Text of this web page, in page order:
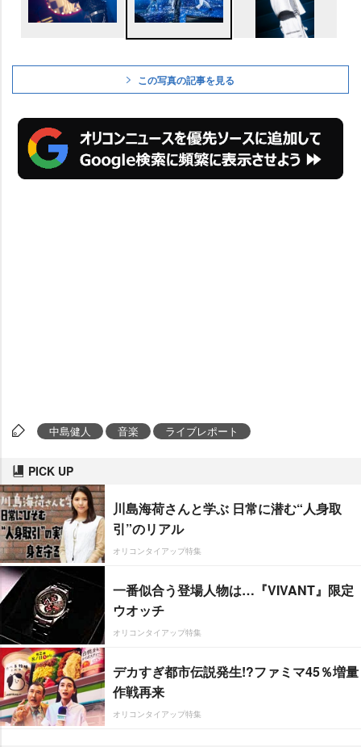
この写真の記事を見る
中島健人 音楽 ライブレポート
PICK UP
川島海荷さんと学ぶ 日常に潜む“人身取
引”のリアル
オリコンタイアップ特集
一番似合う登場人物は…『VIVANT』限定
ウオッチ
オリコンタイアップ特集
デカすぎ都市伝説発生!?ファミマ45％増量
作戦再来
オリコンタイアップ特集